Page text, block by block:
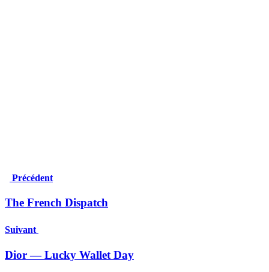
Précédent
The French Dispatch
Suivant
Dior — Lucky Wallet Day